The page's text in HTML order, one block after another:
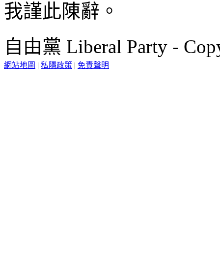
我謹此陳辭。
自由黨 Liberal Party -
網站地圖 | 私隱政策 | 免責聲明